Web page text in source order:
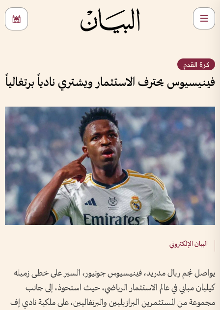
كرة القدم
فينيسيوس يحترف الاستثمار ويشتري نادياً برتغالياً
البيان الإلكتروني
يواصل نجم ريال مدريد، فينيسيوس جونيور، السير على خطى زميله
كيليان مبابي في عالم الاستثمار الرياضي، حيث استحوذ، إلى جانب
مجموعة من المستثمرين البرازيليين والبرتغاليين، على ملكية نادي إف